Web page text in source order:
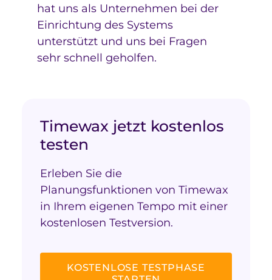
hat uns als Unternehmen bei der
Einrichtung des Systems
unterstützt und uns bei Fragen
sehr schnell geholfen.
Timewax jetzt kostenlos
testen
Erleben Sie die
Planungsfunktionen von Timewax
in Ihrem eigenen Tempo mit einer
kostenlosen Testversion.
KOSTENLOSE TESTPHASE